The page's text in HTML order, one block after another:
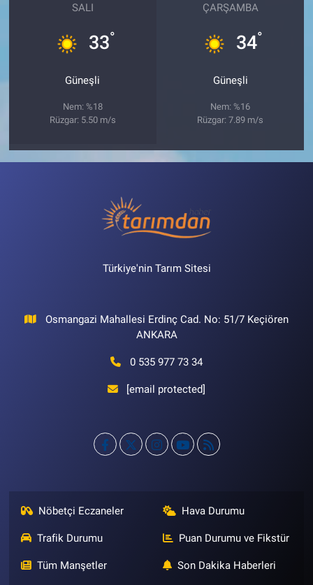
SALI
33°
Güneşli
Nem: %18
Rüzgar: 5.50 m/s
ÇARŞAMBA
34°
Güneşli
Nem: %16
Rüzgar: 7.89 m/s
Türkiye'nin Tarım Sitesi
Osmangazi Mahallesi Erdinç Cad. No: 51/7 Keçiören
ANKARA
0 535 977 73 34
[email protected]
Nöbetçi Eczaneler Hava Durumu
Trafik Durumu Puan Durumu ve Fikstür
Tüm Manşetler Son Dakika Haberleri